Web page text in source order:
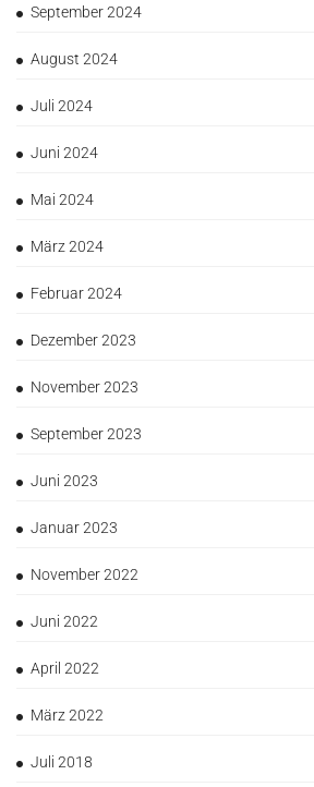
September 2024
August 2024
Juli 2024
Juni 2024
Mai 2024
März 2024
Februar 2024
Dezember 2023
November 2023
September 2023
Juni 2023
Januar 2023
November 2022
Juni 2022
April 2022
März 2022
Juli 2018